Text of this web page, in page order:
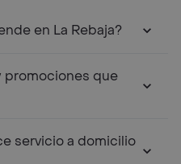
en La Rebaja?
promociones que
servicio a domicilio